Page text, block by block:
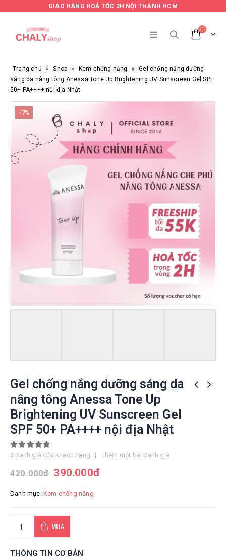
GIAO HÀNG HOẢ TỐC 2H NỘI THÀNH HCM
Trang chủ » Shop » Kem chống nắng »
Gel chống nắng dưỡng
sáng da nâng tông Anessa Tone Up Brightening UV Sunscreen Gel SPF
50+ PA++++ nội địa Nhật
-7%
Gel chống nắng dưỡng sáng da
nâng tông Anessa Tone Up
Brightening UV Sunscreen Gel
SPF 50+ PA++++ nội địa Nhật
5.00out of 5
3 đánh giá của khách hàng | Thêm một bài đánh giá
420.000đ 390.000đ
Danh mục: Kem chống nắng
MUA
THÔNG TIN CƠ BẢN